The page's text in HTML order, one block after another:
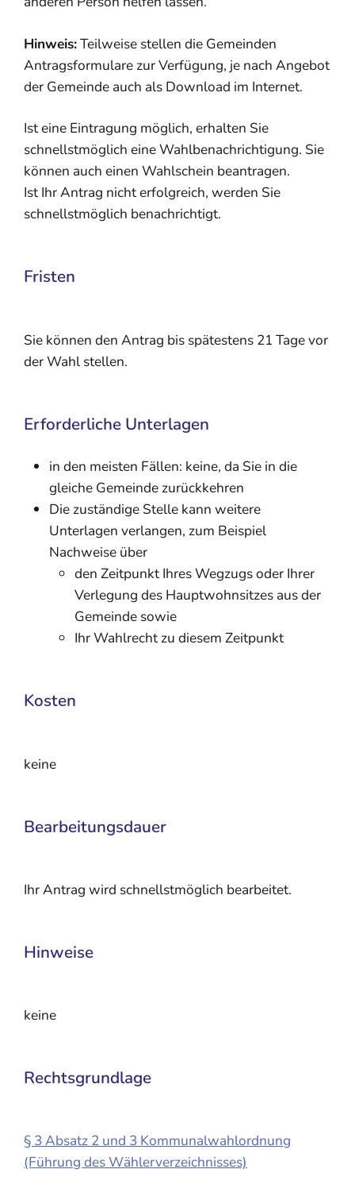
Hinweis:Teilweise stellen die Gemeinden
Antragsformulare zur Verfügung, je nach Angebot
der Gemeinde auch als Download im Internet.
Ist eine Eintragung möglich, erhalten Sie
schnellstmöglich eine Wahlbenachrichtigung. Sie
können auch einen Wahlschein beantragen.
Ist Ihr Antrag nicht erfolgreich, werden Sie
schnellstmöglich benachrichtigt.
Fristen
Sie können den Antrag bis spätestens 21 Tage vor
der Wahl stellen.
Erforderliche Unterlagen
in den meisten Fällen: keine, da Sie in die
gleiche Gemeinde zurückkehren
Die zuständige Stelle kann weitere
Unterlagen verlangen, zum Beispiel
Nachweise über
den Zeitpunkt Ihres Wegzugs oder Ihrer
Verlegung des Hauptwohnsitzes aus der
Gemeinde sowie
Ihr Wahlrecht zu diesem Zeitpunkt
Kosten
keine
Bearbeitungsdauer
Ihr Antrag wird schnellstmöglich bearbeitet.
Hinweise
keine
Rechtsgrundlage
§ 3 Absatz 2 und 3 Kommunalwahlordnung
(Führung des Wählerverzeichnisses)